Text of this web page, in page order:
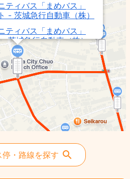
ティバス「まめバス」
- 茨城急行自動車（株）
ティバス「まめバス」
茨城急行自動車（株）
ティバス「まめバス」
清水 - 茨城急行自動車
（株）
ティバス「まめバス」
台 - 茨城急行自動車
（株）
・下町〜大沢四丁目〜北
ティバス「まめバス」
循環 - 茨城急行自動車
・路線を探す